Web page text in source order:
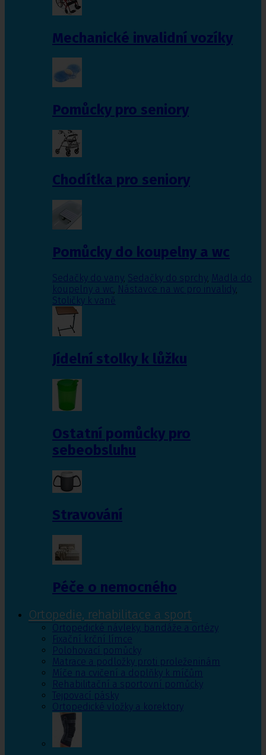
Mechanické invalidní vozíky
Pomůcky pro seniory
Chodítka pro seniory
Pomůcky do koupelny a wc
Sedačky do vany, Sedačky do sprchy, Madla do
koupelny a wc, Nástavce na wc pro invalidy,
Stoličky k vaně
Jídelní stolky k lůžku
Ostatní pomůcky pro
sebeobsluhu
Stravování
Péče o nemocného
Ortopedie, rehabilitace a sport
Ortopedické návleky, bandáže a ortézy
Fixační krční límce
Polohovací pomůcky
Matrace a podložky proti proleženinám
Míče na cvičení a doplňky k míčům
Rehabilitační a sportovní pomůcky
Tejpovací pásky
Ortopedické vložky a korektory